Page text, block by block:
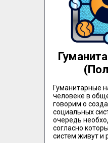
Гуманитарные
человеке в
говорим о
социальных
очередь
согласно
систем живут и